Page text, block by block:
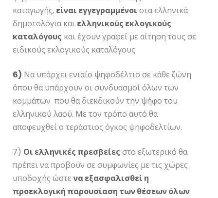
καταγωγής, είναι εγγεγραμμένοι στα ελληνικά
δημοτολόγια και ελληνικούς εκλογικούς
καταλόγους και έχουν γραφεί με αίτηση τους σε
ειδικούς εκλογικούς καταλόγους
6) Να υπάρχει ενιαίο ψηφοδέλτιο σε κάθε ζώνη
όπου θα υπάρχουν οι συνδυασμοί όλων των
κομμάτων που θα διεκδικούν την ψήφο του
ελληνικού λαού. Με τον τρόπο αυτό θα
αποφευχθεί ο τεράστιος όγκος ψηφοδελτίων.
7) Οι ελληνικές πρεσβείες στο εξωτερικό θα
πρέπει να προβούν σε συμφωνίες με τις χώρες
υποδοχής ώστενα εξασφαλισθεί η
προεκλογική παρουσίαση των θέσεων όλων